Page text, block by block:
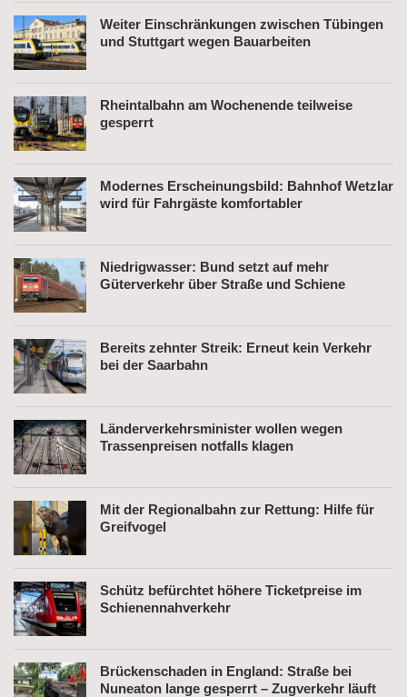
Weiter Einschränkungen zwischen Tübingen
und Stuttgart wegen Bauarbeiten
Rheintalbahn am Wochenende teilweise
gesperrt
Modernes Erscheinungsbild: Bahnhof Wetzlar
wird für Fahrgäste komfortabler
Niedrigwasser: Bund setzt auf mehr
Güterverkehr über Straße und Schiene
Bereits zehnter Streik: Erneut kein Verkehr
bei der Saarbahn
Länderverkehrsminister wollen wegen
Trassenpreisen notfalls klagen
Mit der Regionalbahn zur Rettung: Hilfe für
Greifvogel
Schütz befürchtet höhere Ticketpreise im
Schienennahverkehr
Brückenschaden in England: Straße bei
Nuneaton lange gesperrt – Zugverkehr läuft